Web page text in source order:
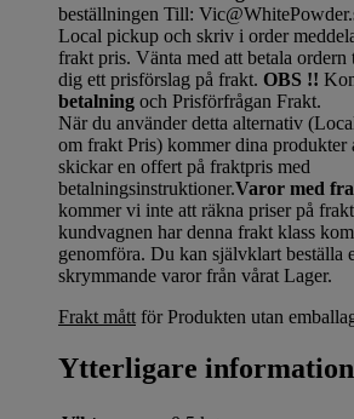
beställningen Till:
Local pickup och skriv i order
frakt pris. Vänta med att betala
dig ett prisförslag på frakt. OBS !!
betalning och Prisförfrågan Frakt.
När du använder detta alternativ
om frakt Pris) kommer dina produkter
skickar en offert på fraktpris med
betalningsinstruktioner.Varor med
kommer vi inte att räkna priser på
kundvagnen har denna frakt klass
genomföra. Du kan självklart beställa
skrymmande varor från vårat Lager.
Frakt mått för Produkten utan
Ytterligare information